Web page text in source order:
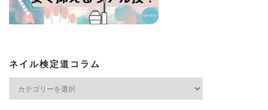
ネイル検定道コラム